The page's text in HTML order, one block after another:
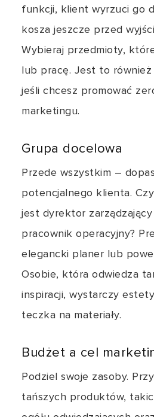
funkcji, klient wyrzuci go
kosza jeszcze przed
Wybieraj przedmioty,
lub pracę. Jest to
jeśli chcesz promować
marketingu.
Grupa docelowa
Przede wszystkim –
potencjalnego klienta.
jest dyrektor zarządzający
pracownik operacyjny?
elegancki planer lub
Osobie, która odwiedza
inspiracji, wystarczy
teczka na materiały.
Budżet a cel
Podziel swoje zasoby.
tańszych produktów,